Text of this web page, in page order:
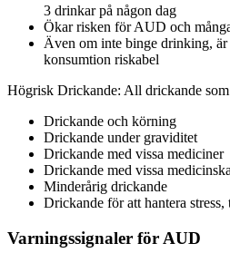
3 drinkar på någon dag
Ökar risken för AUD och
Även om inte binge drinking, är
konsumtion riskabel
Högrisk Drickande: All drickande
Drickande och körning
Drickande under graviditet
Drickande med vissa mediciner
Drickande med vissa
Minderårig drickande
Drickande för att hantera
Varningssignaler för AUD